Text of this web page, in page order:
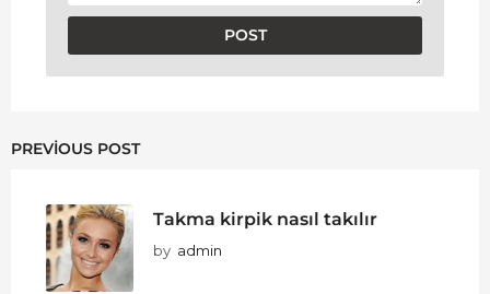
PREVIOUS POST
Takma kirpik nasıl takılır
by admin